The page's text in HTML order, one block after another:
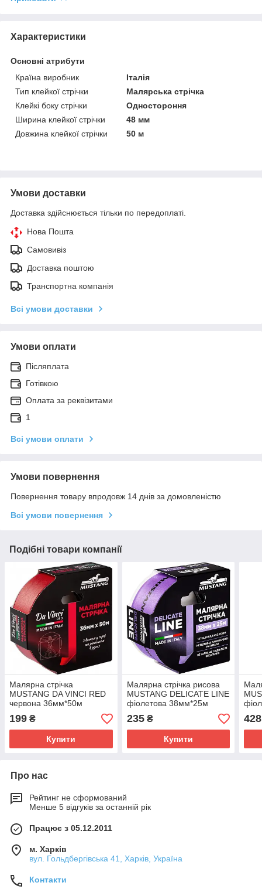
Характеристики
Основні атрибути
Країна виробник
Італія
Тип клейкої стрічки
Малярська стрічка
Клейкі боку стрічки
Одностороння
Ширина клейкої стрічки
48 мм
Довжина клейкої стрічки
50 м
Умови доставки
Доставка здійснюється тільки по передоплаті.
Нова Пошта
Самовивіз
Доставка поштою
Транспортна компанія
Всі умови доставки
Умови оплати
Післяплата
Готівкою
Оплата за реквізитами
1
Всі умови оплати
Умови повернення
Повернення товару впродовж 14 днів за домовленістю
Всі умови повернення
Подібні товари компанії
Малярна стрічка
MUSTANG DA VINCI RED
червона 36мм*50м
199 ₴
Купити
Малярна стрічка рисова
MUSTANG DELICATE LINE
фіолетова 38мм*25м
235₴
Купити
428
Про нас
Рейтинг не сформований
Менше 5 відгуків за останній рік
Працює з 05.12.2011
м. Харків
вул. Гольдбергівська 41, Харків, Україна
Контакти